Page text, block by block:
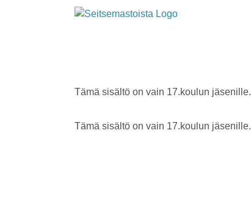
Tämä sisältö on vain 17.koulun jäsenille.
Tämä sisältö on vain 17.koulun jäsenille.